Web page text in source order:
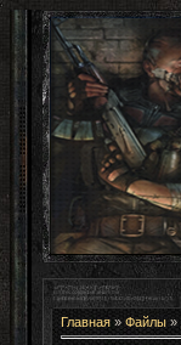
Главная» Файлы»